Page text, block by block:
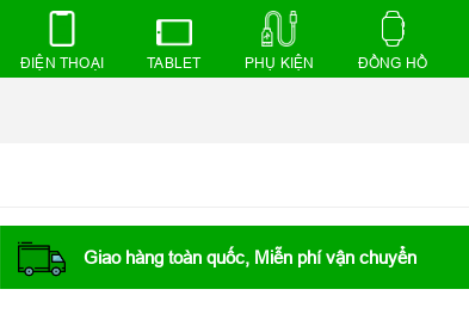
ĐIỆN THOẠI TABLET PHỤ KIỆN ĐỒNG HỒ
Giao hàng toàn quốc, Miễn phí vận chuyển